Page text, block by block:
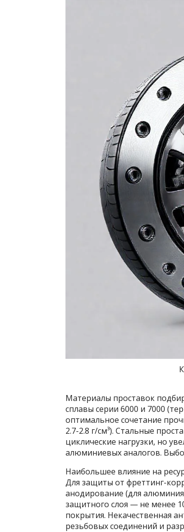
Материалы проставок
сплавы серии 6000 и 7000
оптимальное сочетание
2.7-2.8 г/см³). Стальные
циклические нагрузки, но
алюминиевых аналогов.
Наибольшее влияние на
Для защиты от фреттинг-
анодирование (для
защитного слоя — не менее
покрытия. Некачественная
резьбовых соединений и